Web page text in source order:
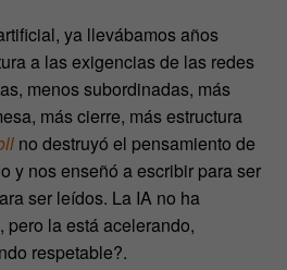
ya llevábamos años
a las exigencias de las redes
menos subordinadas, más
más cierre, más estructura
no destruyó el pensamiento de
y nos enseñó a escribir para ser
ser leídos. La IA no ha
la está acelerando,
respetable?.